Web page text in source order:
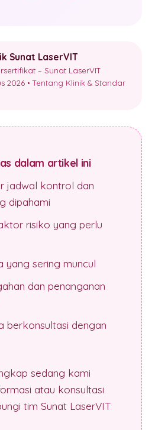
Sunat LaserVIT
– Sunat LaserVIT
2026 •Tentang Klinik & Standar
dalam artikel ini
jadwal kontrol dan
dipahami
risiko yang perlu
yang sering muncul
dan penanganan
berkonsultasi dengan
sedang kami
atau konsultasi
tim Sunat LaserVIT